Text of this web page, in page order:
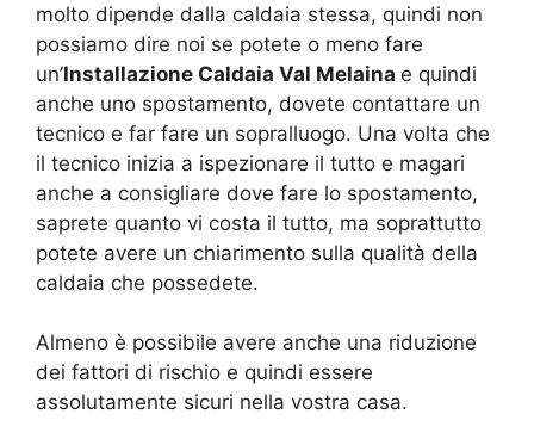
molto dipende dalla caldaia stessa, quindi non
possiamo dire noi se potete o meno fare
un’Installazione Caldaia Val Melaina e quindi
anche uno spostamento, dovete contattare un
tecnico e far fare un sopralluogo. Una volta che
il tecnico inizia a ispezionare il tutto e magari
anche a consigliare dove fare lo spostamento,
saprete quanto vi costa il tutto, ma soprattutto
potete avere un chiarimento sulla qualità della
caldaia che possedete.
Almeno è possibile avere anche una riduzione
dei fattori di rischio e quindi essere
assolutamente sicuri nella vostra casa.